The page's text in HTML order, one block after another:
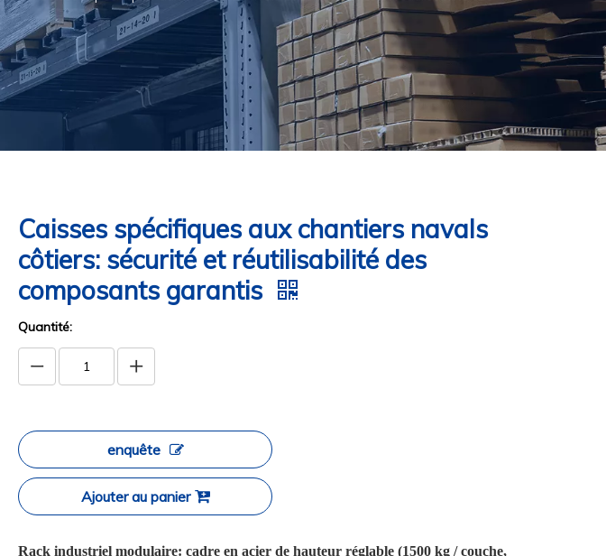
Caisses spécifiques aux chantiers navals
côtiers: sécurité et réutilisabilité des
composants garantis
Quantité:
enquête
Ajouter au panier
Rack industriel modulaire: cadre en acier de hauteur réglable (1500 kg / couche,